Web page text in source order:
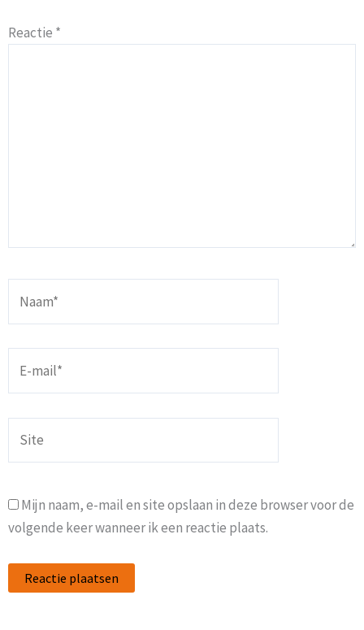
Reactie *
mail*
Mijn naam, e-mail en site opslaan in deze browser voor de
volgende keer wanneer ik een reactie plaats.